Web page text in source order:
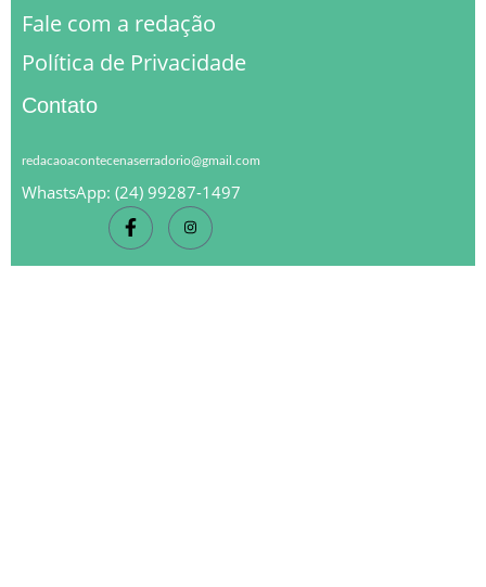
Fale com a redação
Política de Privacidade
Contato
redacaoacontecenaserradorio@gmail.com
WhastsApp: (24) 99287-1497